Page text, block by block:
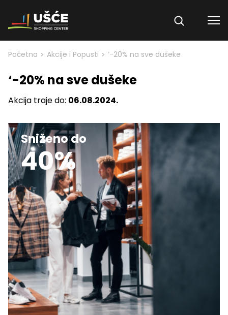
Skip to content
Početna > Akcije i Popusti > ‘-20% na sve dušeke
‘-20% na sve dušeke
Akcija traje do: 06.08.2024.
Sniženo do
40%